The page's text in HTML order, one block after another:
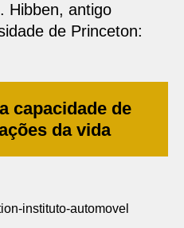
Hibben, antigo
de Princeton:
capacidade de
da vida